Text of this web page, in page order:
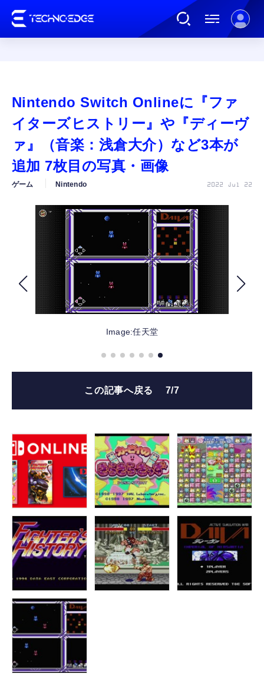
AI
ガジェット
カルチャー
公式ストア
Nintendo Switch Onlineに『ファ
イターズヒストリー』や『ディーヴ
ァ』（音楽：浅倉大介）など3本が
追加 7枚目の写真・画像
ゲーム Nintendo 2022 Jul 22
Image:任天堂
この記事へ戻る 7/7